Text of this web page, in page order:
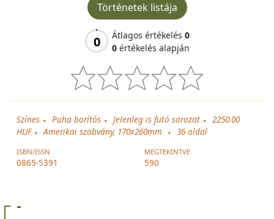
Történetek listája
0 Átlagos értékelés 0
0 értékelés alapján
Színes Puha borítós Jelenleg is futó sorozat
2250.00
HUF
Amerikai szabvány, 170x260mm 36oldal
ISBN/ISSN
0865-5391
MEGTEKINTVE
590
-